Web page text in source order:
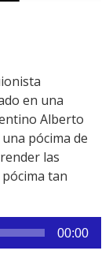
en una
Alberto
pócima de
las
tan
00:00